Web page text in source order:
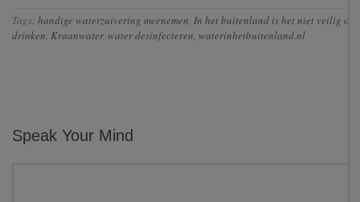
Tags: handige waterzuivering meenemen, In het buitenland is het niet veilig
drinken, Kraanwater, water desinfecteren, waterinhetbuitenland.nl
Speak Your Mind